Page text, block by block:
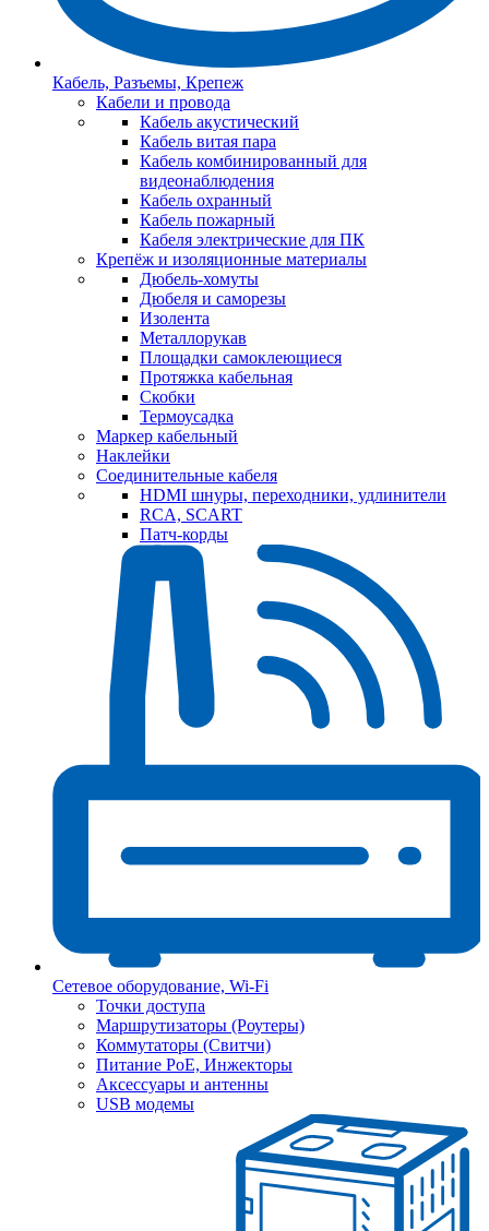
Кабель, Разъемы, Крепеж
Кабели и провода
Кабель акустический
Кабель витая пара
Кабель комбинированный для
видеонаблюдения
Кабель охранный
Кабель пожарный
Кабеля электрические для ПК
Крепёж и изоляционные материалы
Дюбель-хомуты
Дюбеля и саморезы
Изолента
Металлорукав
Площадки самоклеющиеся
Протяжка кабельная
Скобки
Термоусадка
Маркер кабельный
Наклейки
Соединительные кабеля
HDMI шнуры, переходники, удлинители
RCA, SCART
Патч-корды
Сетевое оборудование, Wi-Fi
Точки доступа
Маршрутизаторы (Роутеры)
Коммутаторы (Свитчи)
Питание PoE, Инжекторы
Аксессуары и антенны
USB модемы